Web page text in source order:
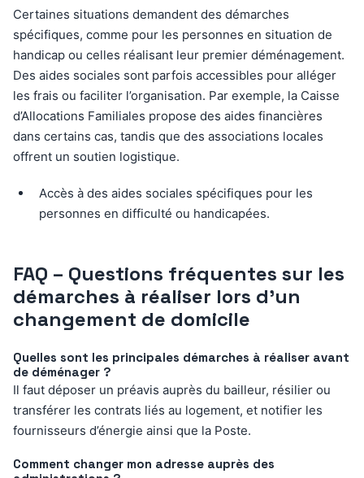
Certaines situations demandent des démarches
spécifiques, comme pour les personnes en situation de
handicap ou celles réalisant leur premier déménagement.
Des aides sociales sont parfois accessibles pour alléger
les frais ou faciliter l’organisation. Par exemple, la Caisse
d’Allocations Familiales propose des aides financières
dans certains cas, tandis que des associations locales
offrent un soutien logistique.
Accès à des aides sociales spécifiques pour les
personnes en difficulté ou handicapées.
FAQ – Questions fréquentes sur les
démarches à réaliser lors d’un
changement de domicile
Quelles sont les principales démarches à réaliser avant
de déménager ?
Il faut déposer un préavis auprès du bailleur, résilier ou
transférer les contrats liés au logement, et notifier les
fournisseurs d’énergie ainsi que la Poste.
Comment changer mon adresse auprès des